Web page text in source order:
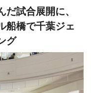
試合展開に、
船橋で千葉ジェ
グ